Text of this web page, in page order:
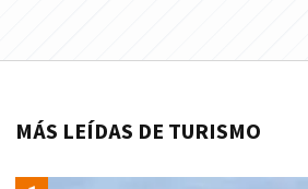
MÁS LEÍDAS DE TURISMO